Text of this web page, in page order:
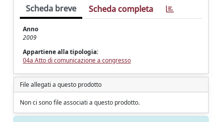
Scheda breve Scheda completa
Anno
2009
Appartiene alla tipologia:
04a Atto di comunicazione a congresso
File allegati a questo prodotto
Non ci sono file associati a questo prodotto.